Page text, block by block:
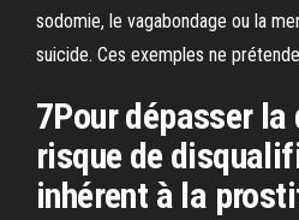
sodomie, le vagabondage ou la
suicide. Ces exemples ne
7Pour dépasser la
risque de
inhérent à la